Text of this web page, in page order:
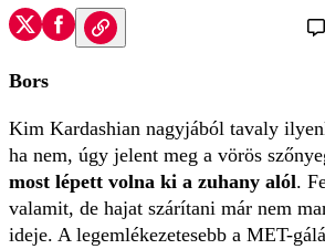
Bors
Kim Kardashian nagyjából tavaly
ha nem, úgy jelent meg a vörös
most lépett volna ki a zuhany alól.
valamit, de hajat szárítani már nem
ideje. A legemlékezetesebb a MET-